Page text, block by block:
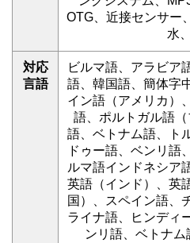
OTG、近接センサー
水
対応
言語
ビルマ語、アラビア
語、韓国語、簡体字
イン語（アメリカ）
語、ポルトガル語
語、ベトナム語、ト
ドゥー語、ベンリ語
ルマ語インドネシア
英語（インド）、英
国）、スペイン語、
ライナ語、ヒンディ
ンリ語、ベトナ